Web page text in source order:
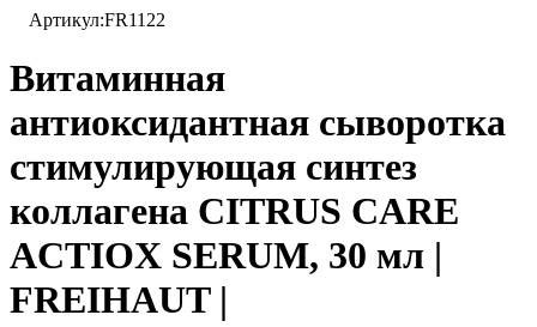
Артикул:FR1122
Витаминная
антиоксидантная сыворотка
стимулирующая синтез
коллагена CITRUS CARE
ACTIOX SERUM, 30 мл |
FREIHAUT |